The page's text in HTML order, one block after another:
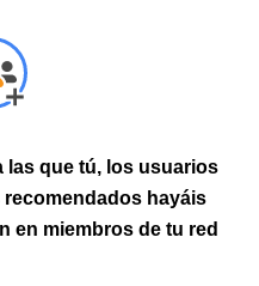
las que tú, los usuarios
hayáis
en miembros de tu red